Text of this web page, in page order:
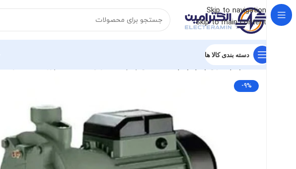
Skip to navigation
Skip to main content
دسته بندی کالا ها
خانه پمپ انواع پمپ
-9%